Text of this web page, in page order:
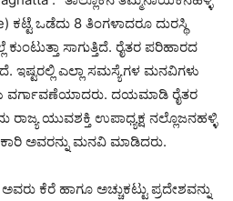
ಕಟ್ಟೆ ಒಡೆದು 8 ತಿಂಗಳಾದರೂ ದುರಸ್ಥಿ
ಸಾಗುತ್ತಿದೆ. ರೈತರ ಪರಿಹಾರದ
ಇಷ್ಟರಲ್ಲಿ ಎಲ್ಲಾ ಸಮಸ್ಯೆಗಳ ಮನವಿಗಳು
ವರ್ಗಾವಣೆಯಾದರು. ದಯಮಾಡಿ ರೈತರ
ರಾಜ್ಯ ಯುವಶಕ್ತಿ ಉಪಾಧ್ಯಕ್ಷ ನಲ್ಲೊಜನಹಳ್ಳಿ
ಅವರನ್ನು ಮನವಿ ಮಾಡಿದರು.
ಕೆರೆ ಹಾಗೂ ಅಚ್ಚುಕಟ್ಟು ಪ್ರದೇಶವನ್ನು